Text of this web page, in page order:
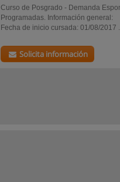
Curso de Posgrado - Demanda
Programadas. Información general:
Fecha de inicio cursada: 01/08/2017
Solicita información